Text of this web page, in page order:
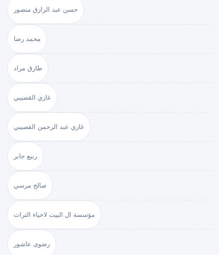
حسن عبد الرازق منصور
محمد رضا
طارق مراد
غازي القصيبي
غازي عبد الرحمن القصيبي
ربيع جابر
صالح مرسي
مؤسسة ال البيت لاحياء التراث
رضوى عاشور